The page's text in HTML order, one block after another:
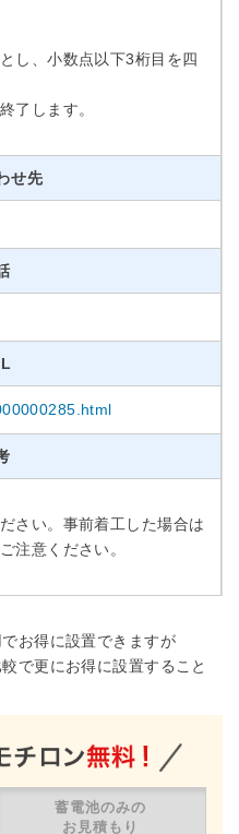
し、小数点以下3桁目を四
了します。
せ先
さい。事前着工した場合は
注意ください。
お得に設置できますが
で更にお得に設置すること
蓄電池のみの
お見積もり